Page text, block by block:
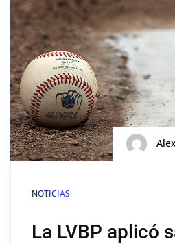
NOTICIAS
La LVBP aplicó